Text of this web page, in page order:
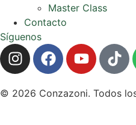
Master Class
Contacto
Síguenos
© 2026 Conzazoni. Todos